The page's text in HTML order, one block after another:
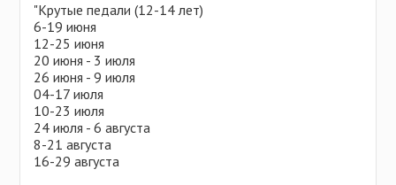
"Крутые педали (12-14 лет)
6-19 июня
12-25 июня
20 июня - 3 июля
26 июня - 9 июля
04-17 июля
10-23 июля
24 июля - 6 августа
8-21 августа
16-29 августа